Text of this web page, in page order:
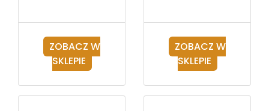
ZOBACZ W
SKLEPIE
ZOBACZ W
SKLEPIE